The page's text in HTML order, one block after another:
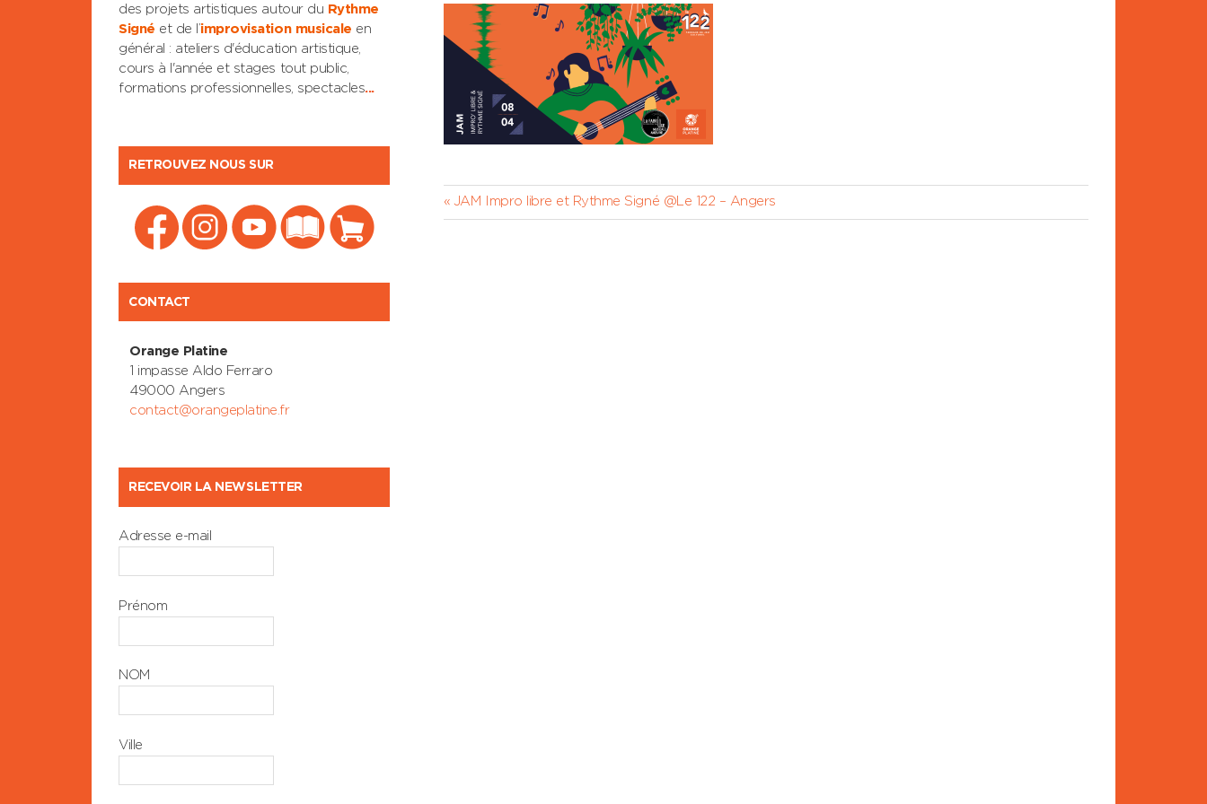
Navigation
Previous
Post:
JAM Impro libre et Rythme Signé @Le 122 – Angers
des projets artistiques autour du Rythme
Signé et de l’improvisation musicale en
général : ateliers d'éducation artistique,
cours à l'année et stages tout public,
formations professionnelles, spectacles...
RETROUVEZ NOUS SUR
CONTACT
Orange Platine
1 impasse Aldo Ferraro
49000 Angers
contact@orangeplatine.fr
RECEVOIR LA NEWSLETTER
Adresse e-mail
Prénom
NOM
Ville